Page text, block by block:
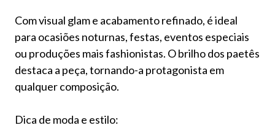
Com visual glam e acabamento refinado, é ideal
para ocasiões noturnas, festas, eventos especiais
ou produções mais fashionistas. O brilho dos paetês
destaca a peça, tornando-a protagonista em
qualquer composição.
Dica de moda e estilo: